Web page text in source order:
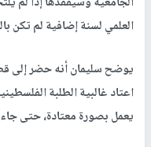
العلمي لسنة إضافية لم تكن
يوضح سليمان أنه حضر إلى
اعتاد غالبية الطلبة
يعمل بصورة معتادة، حتى